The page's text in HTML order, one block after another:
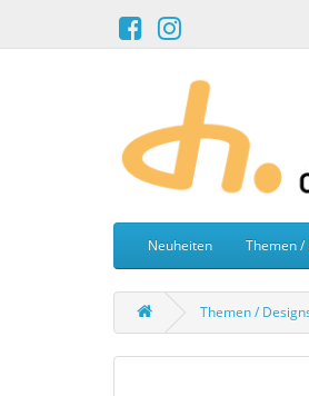
Neuheiten Themen /
Themen /